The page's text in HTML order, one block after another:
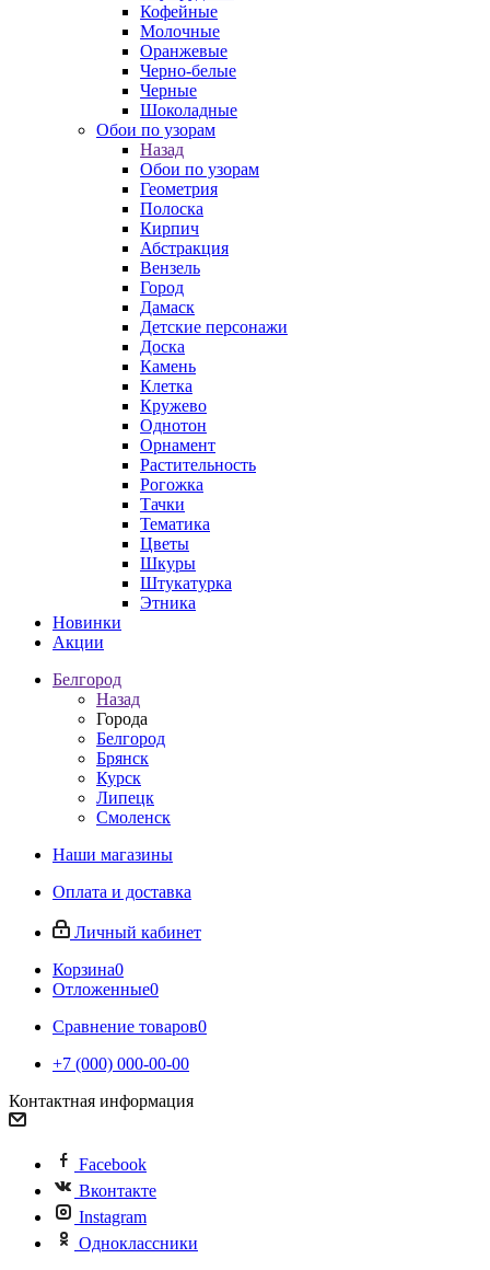
Кофейные
Молочные
Оранжевые
Черно-белые
Черные
Шоколадные
Обои по узорам
Назад
Обои по узорам
Геометрия
Полоска
Кирпич
Абстракция
Вензель
Город
Дамаск
Детские персонажи
Доска
Камень
Клетка
Кружево
Однотон
Орнамент
Растительность
Рогожка
Тачки
Тематика
Цветы
Шкуры
Штукатурка
Этника
Новинки
Акции
Белгород
Назад
Города
Белгород
Брянск
Курск
Липецк
Смоленск
Наши магазины
Оплата и доставка
Личный кабинет
Корзина0
Отложенные0
Сравнение товаров0
+7 (000) 000-00-00
Контактная информация
Facebook
Вконтакте
Instagram
Одноклассники